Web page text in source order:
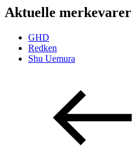
Aktuelle merkevarer
GHD
Redken
Shu Uemura